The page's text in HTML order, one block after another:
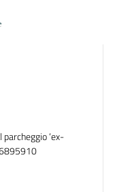
‘ex-
6895910